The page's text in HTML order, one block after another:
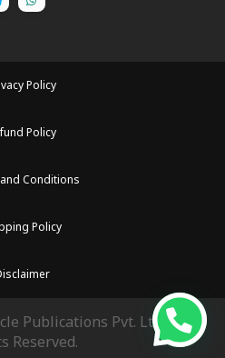
Policy
Policy
Conditions
Policy
Publications Pvt. Ltd.. All
Reserved.